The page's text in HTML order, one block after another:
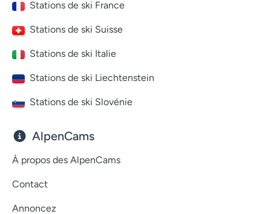
Stations de ski France
Stations de ski Suisse
Stations de ski Italie
Stations de ski Liechtenstein
Stations de ski Slovénie
AlpenCams
À propos des AlpenCams
Contact
Annoncez